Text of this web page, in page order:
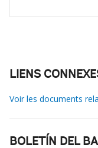
LIENS
Voir les documents
BOLETÍN DEL